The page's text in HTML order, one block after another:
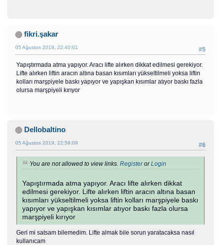
fikri.şakar
#5
05 Ağustos 2019, 22:40:01
Yapıştırmada atma yapıyor. Aracı lifte alırken dikkat edilmesi gerekiyor.
Lifte alırken liftin aracın altına basan kısımları yükseltilmeli yoksa liftin
kolları marşpiyele baskı yapıyor ve yapışkan kısımlar atıyor baskı fazla
olursa marşpiyeli kırıyor
Dellobaltino
#6
05 Ağustos 2019, 22:59:09
You are not allowed to view links. RegisterorLogin
Yapıştırmada atma yapıyor. Aracı lifte alırken dikkat
edilmesi gerekiyor. Lifte alırken liftin aracın altına basan
kısımları yükseltilmeli yoksa liftin kolları marşpiyele baskı
yapıyor ve yapışkan kısımlar atıyor baskı fazla olursa
marşpiyeli kırıyor
Geri mi satsam bilemedim. Lifte almak bile sorun yaratacaksa nasıl
kullanıcam